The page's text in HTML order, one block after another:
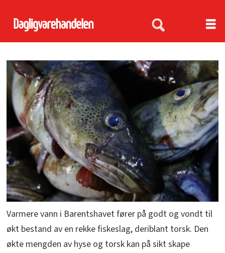
Varmere vann i Barentshavet fører på godt og vondt til
økt bestand av en rekke fiskeslag, deriblant torsk. Den
økte mengden av hyse og torsk kan på sikt skape